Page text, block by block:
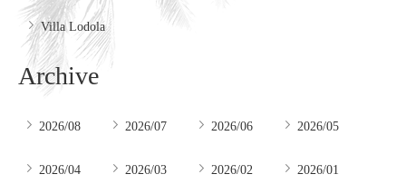
Villa Lodola
Archive
2026/08 2026/07 2026/06 2026/05
2026/04 2026/03 2026/02 2026/01